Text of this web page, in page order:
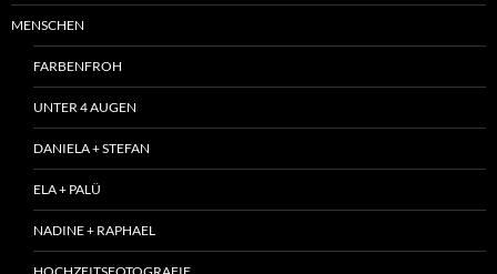
MENSCHEN
FARBENFROH
UNTER 4 AUGEN
DANIELA + STEFAN
ELA + PALÜ
NADINE + RAPHAEL